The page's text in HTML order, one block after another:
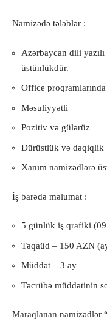
Namizədə tələblər :
Azərbaycan dili
üstünlükdür.
Office
Məsuliyyətli
Pozitiv və gülərüz
Dürüstlük və dəqiqlik
Xanım namizədlərə
İş barədə məlumat :
5 günlük iş qrafiki
Təqaüd – 150 AZN
Müddət – 3 ay
Təcrübə müddətinin
Maraqlanan namizədlər